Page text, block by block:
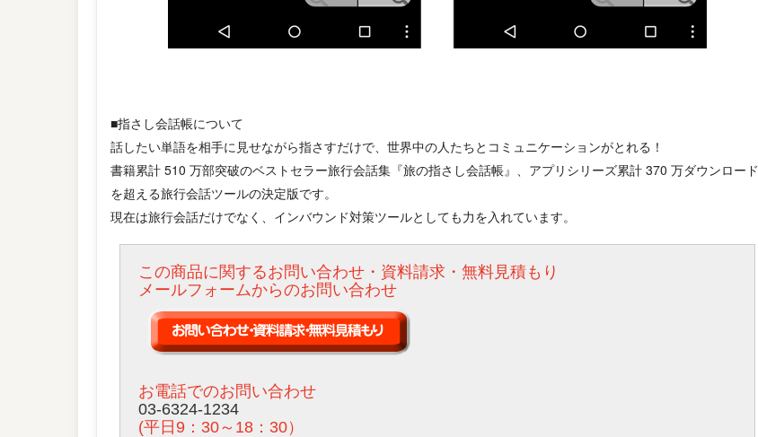
■指さし会話帳について
話したい単語を相手に見せながら指さすだけで、世界中の人たちとコミュニケーションがとれる！
書籍累計 510 万部突破のベストセラー旅行会話集『旅の指さし会話帳』、アプリシリーズ累計 370 万ダウンロード
を超える旅行会話ツールの決定版です。
現在は旅行会話だけでなく、インバウンド対策ツールとしても力を入れています。
この商品に関するお問い合わせ・資料請求・無料見積もり
メールフォームからのお問い合わせ
お電話でのお問い合わせ
03-6324-1234
(平日9：30～18：30）